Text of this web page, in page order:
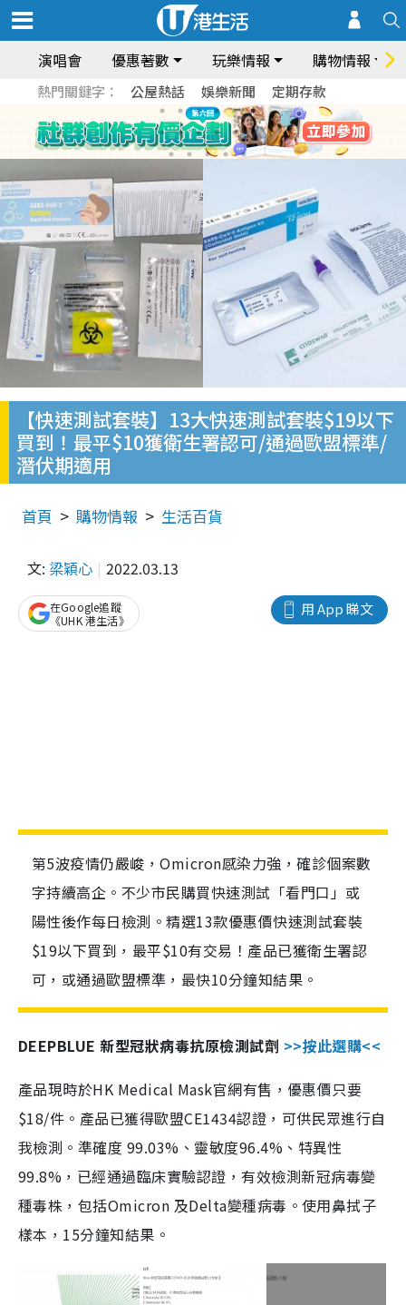
演唱會 優惠著數 玩樂情報 購物情報
熱門關鍵字： 公屋熱話 娛樂新聞 定期存款
【快速測試套裝】13大快速測試套裝$19以下
買到！最平$10獲衛生署認可/通過歐盟標準/
潛伏期適用
首頁 購物情報 生活百貨
文: 梁穎心 2022.03.13
用 App 睇文
在Google追蹤
《UHK 港生活》
第5波疫情仍嚴峻，Omicron感染力強，確診個案數
字持續高企。不少市民購買快速測試「看門口」或
陽性後作每日檢測。精選13款優惠價快速測試套裝
$19以下買到，最平$10有交易！產品已獲衛生署認
可，或通過歐盟標準，最快10分鐘知結果。
DEEPBLUE 新型冠狀病毒抗原檢測試劑 >>按此選購<<
產品現時於HK Medical Mask官網有售，優惠價只要
$18/件。產品已獲得歐盟CE1434認證，可供民眾進行自
我檢測。準確度 99.03%、靈敏度96.4%、特異性
99.8%，已經通過臨床實驗認證，有效檢測新冠病毒變
種毒株，包括Omicron 及Delta變種病毒。使用鼻拭子
樣本，15分鐘知結果。